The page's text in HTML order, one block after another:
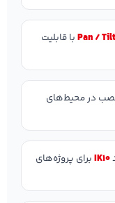
Pan /با قابلیت
در محیط‌های
IK10برای پروژه‌های